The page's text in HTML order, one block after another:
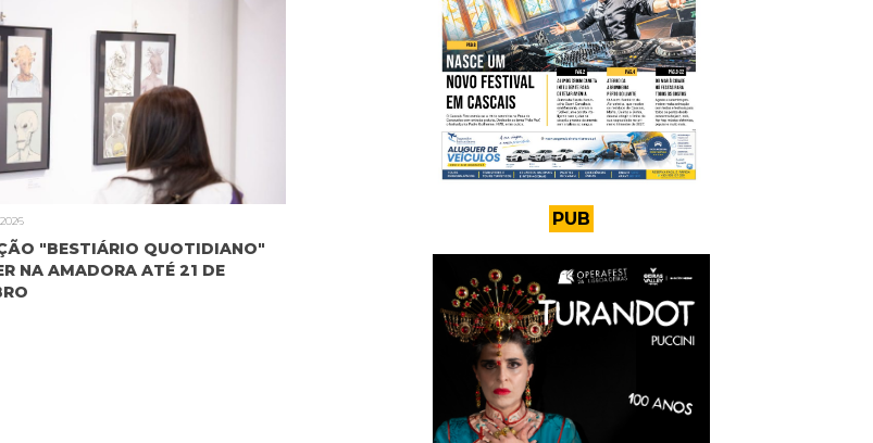
"BESTIÁRIO QUOTIDIANO"
NA AMADORA ATÉ 21 DE
PUB